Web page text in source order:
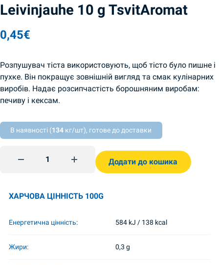
Leivinjauhe 10 g TsvitAromat
0,45€
Розпушувач тіста використовують, щоб тісто було пишне і
пухке. Він покращує зовнішній вигляд та смак кулінарних
виробів. Надає розсипчастість борошняним виробам:
печиву і кексам.
В наявності (134 кг/шт), готове до доставки
Leivinjauhe 10 g TsvitAromat quantity
Додати до кошика
ХАРЧОВА ЦІННІСТЬ 100G
Енергетична цінність: 584 kJ / 138 kcal
Жири: 0,3 g